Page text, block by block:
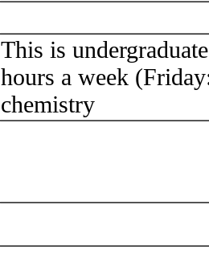
This is
hours a week
chemistry